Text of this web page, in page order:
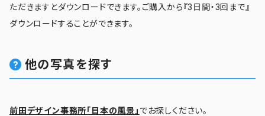
ただきますとダウンロードできます。ご購入から『3日間・3回まで』
ダウンロードすることができます。
他の写真を探す
前田デザイン事務所「日本の風景」 でお探しください。